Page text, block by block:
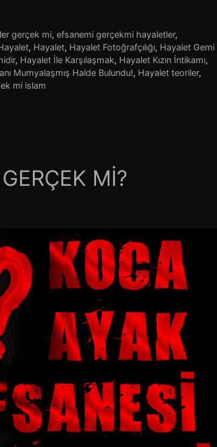
gerçek mi,efsanemi gerçekmi hayaletler,
, Hayalet, Hayalet Fotoğrafçılığı, Hayalet Gemi
, Hayalet İle Karşılaşmak, Hayalet Kızın İntikamı,
Mumyalaşmış Halde Bulundu!, Hayalet teoriler,
mi islam
Mİ?